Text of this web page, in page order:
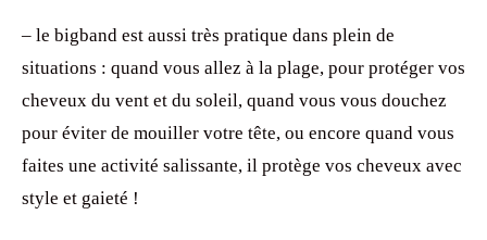
– le bigband est aussi très pratique dans plein de
situations : quand vous allez à la plage, pour protéger vos
cheveux du vent et du soleil, quand vous vous douchez
pour éviter de mouiller votre tête, ou encore quand vous
faites une activité salissante, il protège vos cheveux avec
style et gaieté !